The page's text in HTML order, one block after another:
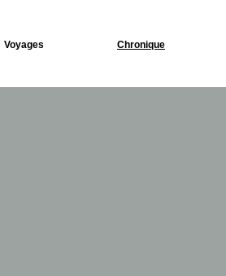
Voyages Chronique